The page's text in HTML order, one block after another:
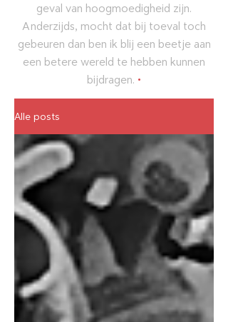
geval van hoogmoedigheid zijn.
Anderzijds, mocht dat bij toeval toch
gebeuren dan ben ik blij een beetje aan
een betere wereld te hebben kunnen
bijdragen. •
Alle posts